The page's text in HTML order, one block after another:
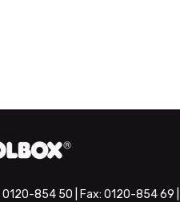
0120-854 50 | Fax: 0120-854 69